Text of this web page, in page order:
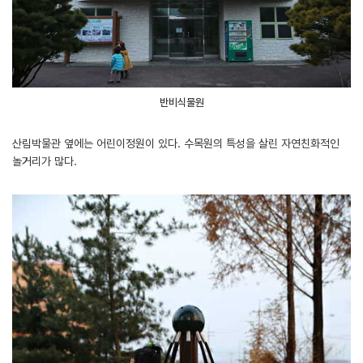
반비식물원
산림박물관 옆에는 어린이정원이 있다. 수목원의 특성을 살린 자연친화적인
놀거리가 많다.